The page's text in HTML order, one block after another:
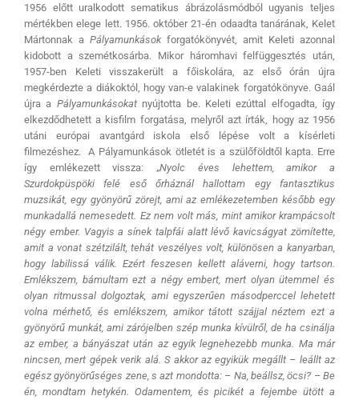
1956 előtt uralkodott sematikus ábrázolásmódból ugyanis teljes
mértékben elege lett. 1956. október 21-én odaadta tanárának, Kelet
Mártonnak a Pályamunkásokforgatókönyvét, amit Keleti azonnal
kidobott a szemétkosárba. Mikor háromhavi felfüggesztés után,
1957-ben Keleti visszakerült a főiskolára, az első órán újra
megkérdezte a diákoktól, hogy van-e valakinek forgatókönyve. Gaál
újra a Pályamunkásokatnyújtotta be. Keleti ezúttal elfogadta, így
elkezdődhetett a kisfilm forgatása, melyről azt írták, hogy az 1956
utáni európai avantgárd iskola első lépése volt a kísérleti
filmezéshez. A Pályamunkások ötletét is a szülőföldtől kapta. Erre
így emlékezett vissza: „Nyolc éves lehettem, amikor a
Szurdokpüspöki felé eső őrháznál hallottam egy fantasztikus
muzsikát, egy gyönyörű zörejt, ami az emlékezetemben később egy
munkadallá nemesedett. Ez nem volt más, mint amikor krampácsolt
négy ember. Vagyis a sínek talpfái alatt lévő kavicságyat zömítette,
amit a vonat szétzilált, tehát veszélyes volt, különösen a kanyarban,
hogy labilissá válik. Ezért feszesen kellett aláverni, hogy tartson.
Emlékszem, bámultam ezt a négy embert, mert olyan ütemmel és
olyan ritmussal dolgoztak, ami egyszerűen másodperccel lehetett
volna mérhető, és emlékszem, amikor tátott szájjal néztem ezt a
gyönyörű munkát, ami zárójelben szép munka kívülről, de ha csinálja
az ember, a bányászat után az egyik legnehezebb munka. Ma már
nincsen, mert gépek verik alá. S akkor az egyikük megállt – leállt az
egész gyönyörűséges zene, s azt mondotta: – Na, beállsz, öcsi? – Be
én, mondtam hetykén. Odamentem, és picikét a fejembe ütött a